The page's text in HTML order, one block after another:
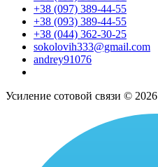
+38 (097) 389-44-55
+38 (093) 389-44-55
+38 (044) 362-30-25
sokolovih333@gmail.com
andrey91076
Усиление сотовой связи © 2026